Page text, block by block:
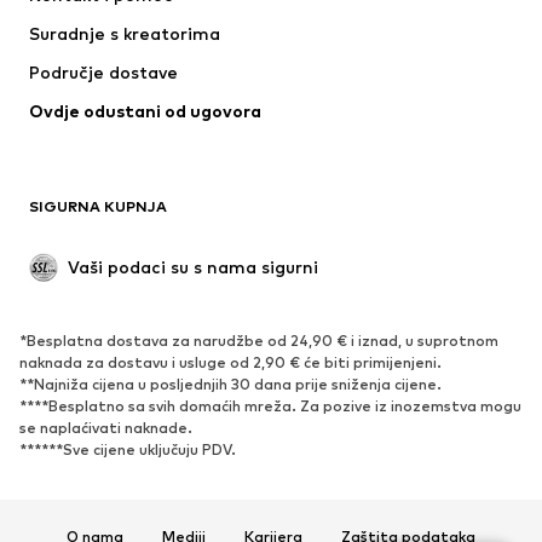
Donje rublje
Kaputi
Posebne prigode
Ekskluzivno
OBUĆA
Novo
Popularno
Tenisice
Sportska obuća
Balerinke
Suradnje s kreatorima
Područje dostave
Ovdje odustani od ugovora
SIGURNA KUPNJA
Vaši podaci su s nama sigurni
*Besplatna dostava za narudžbe od 24,90 € i iznad, u suprotnom
naknada za dostavu i usluge od 2,90 € će biti primijenjeni.
**Najniža cijena u posljednjih 30 dana prije sniženja cijene.
****Besplatno sa svih domaćih mreža. Za pozive iz inozemstva mogu
se naplaćivati ​​naknade.
******Sve cijene uključuju PDV.
O nama Mediji Karijera Zaštita podataka